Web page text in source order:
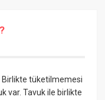
Birlikte tüketilmemesi
var. Tavuk ile birlikte